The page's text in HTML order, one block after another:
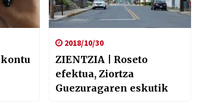
2018/10/30
ZIENTZIA | Roseto
efektua, Ziortza
Guezuragaren eskutik